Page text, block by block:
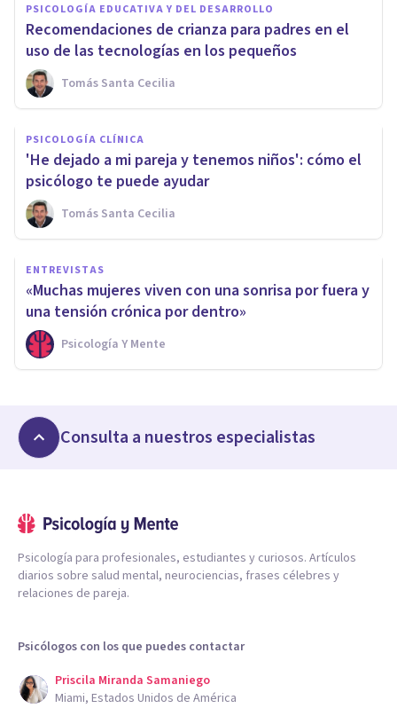
PSICOLOGÍA EDUCATIVA Y DEL DESARROLLO
Recomendaciones de crianza para padres en el
uso de las tecnologías en los pequeños
Tomás Santa Cecilia
PSICOLOGÍA CLÍNICA
'He dejado a mi pareja y tenemos niños': cómo el
psicólogo te puede ayudar
Tomás Santa Cecilia
ENTREVISTAS
«Muchas mujeres viven con una sonrisa por fuera y
una tensión crónica por dentro»
Psicología Y Mente
Consulta a nuestros especialistas
Psicología para profesionales, estudiantes y curiosos. Artículos
diarios sobre salud mental, neurociencias, frases célebres y
relaciones de pareja.
Psicólogos con los que puedes contactar
Priscila Miranda Samaniego
Miami, Estados Unidos de América